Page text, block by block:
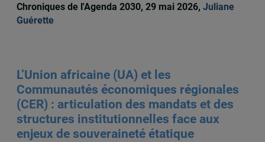
Chroniques de l'Agenda 2030, 29 mai 2026, Juliane
Guérette
L’Union africaine (UA) et les
Communautés économiques régionales
(CER) : articulation des mandats et des
structures institutionnelles face aux
enjeux de souveraineté étatique